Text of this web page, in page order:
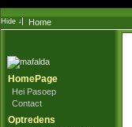
Home
HomePage
Hei Pasoep
Contact
Optredens